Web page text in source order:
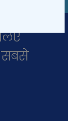
सबसे